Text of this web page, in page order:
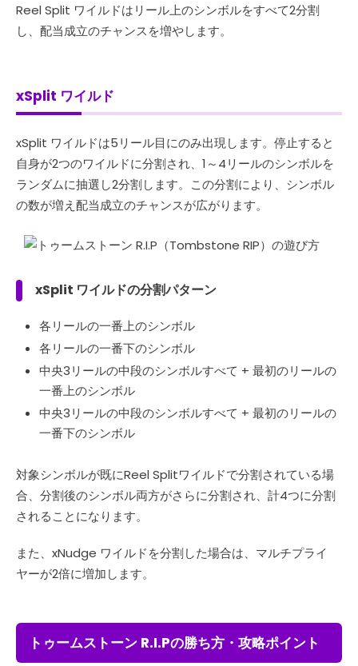
Reel Split ワイルドはリール上のシンボルをすべて2分割
し、配当成立のチャンスを増やします。
xSplit ワイルド
xSplit ワイルドは5リール目にのみ出現します。停止すると
自身が2つのワイルドに分割され、1～4リールのシンボルを
ランダムに抽選し2分割します。この分割により、シンボル
の数が増え配当成立のチャンスが広がります。
xSplit ワイルドの​​分割パターン
各リールの一番上のシンボル
各リールの一番下のシンボル
中央3リールの中段のシンボルすべて + 最初のリールの
一番上のシンボル
中央3リールの中段のシンボルすべて + 最初のリールの
一番下のシンボル
対象シンボルが既にReel Splitワイルドで分割されている場
合、分割後のシンボル両方がさらに分割され、計4つに分割
されることになります。
また、xNudge ワイルドを分割した場合は、マルチプライ
ヤーが2倍に増加します。
トゥームストーン R.I.Pの勝ち方・攻略ポイント